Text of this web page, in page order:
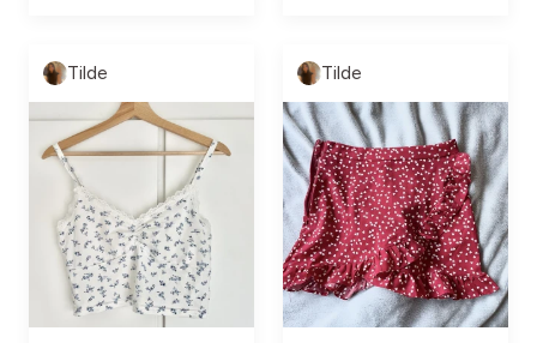
Tilde Tilde